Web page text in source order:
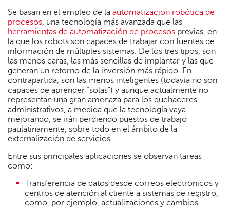
Se basan en el empleo de la automatización robótica de
procesos, una tecnología más avanzada que las
herramientas de automatización de procesos previas, en
la que los robots son capaces de trabajar con fuentes de
información de múltiples sistemas. De los tres tipos, son
las menos caras, las más sencillas de implantar y las que
generan un retorno de la inversión más rápido. En
contrapartida, son las menos inteligentes (todavía no son
capaces de aprender “solas”) y aunque actualmente no
representan una gran amenaza para los quehaceres
administrativos, a medida que la tecnología vaya
mejorando, se irán perdiendo puestos de trabajo
paulatinamente, sobre todo en el ámbito de la
externalización de servicios.
Entre sus principales aplicaciones se observan tareas
como:
Transferencia de datos desde correos electrónicos y
centros de atención al cliente a sistemas de registro,
como, por ejemplo, actualizaciones y cambios.